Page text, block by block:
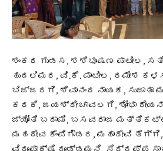
ಶಂಕರ ಗುಡಸ, ಶಶಿಭೂಷಣ ಪಾಟೀಲ,
ಹುದಲಿಮಠ, ವಿ.ಕೆ. ಪಾಟೀಲ, ರಮೇಶ
ಬಿಜ್ಜರಗಿ, ಶಿವಾನಂದ ನಾಯಕ,
ಕರಕಿ, ಜಯಶ್ರೀ ಚಾವಲಗಿ, ಶೋಭಾ
ಜ್ಯೋತಿ ಬದಾಮಿ, ಬಸವರಾಜ
ಮಹದೇವ ಕೆಂಪಿಗೌಡರ, ಮಹಾದೇವಿ ತೆಗ್ಗಿ,